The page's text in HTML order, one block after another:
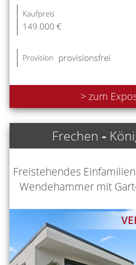
Kaufpreis
149.000 €
Provision provisionsfrei
> zum
Frechen -
Freistehendes
Wendehammer mit